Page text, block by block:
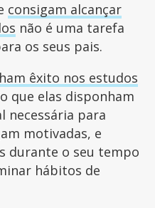
consigam alcançar
não é uma tarefa
os seus pais.
êxito nos estudos
que elas disponham
necessária para
motivadas, e
durante o seu tempo
hábitos de